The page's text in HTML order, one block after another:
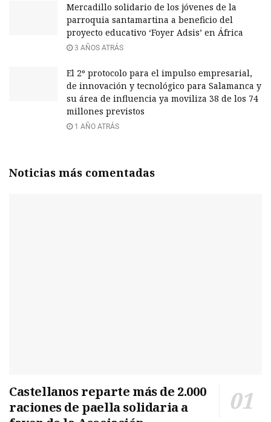
Mercadillo solidario de los jóvenes de la
parroquia santamartina a beneficio del
proyecto educativo ‘Foyer Adsis’ en África
3 AÑOS ATRÁS
El 2º protocolo para el impulso empresarial,
de innovación y tecnológico para Salamanca y
su área de influencia ya moviliza 38 de los 74
millones previstos
1 AÑO ATRÁS
Noticias más comentadas
Castellanos reparte más de 2.000
raciones de paella solidaria a